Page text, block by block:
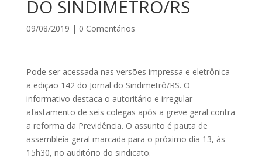
DO SINDIMETRÔ/RS
09/08/2019 | 0 Comentários
Pode ser acessada nas versões impressa e eletrônica
a edição 142 do Jornal do Sindimetrô/RS. O
informativo destaca o autoritário e irregular
afastamento de seis colegas após a greve geral contra
a reforma da Previdência. O assunto é pauta de
assembleia geral marcada para o próximo dia 13, às
15h30, no auditório do sindicato.